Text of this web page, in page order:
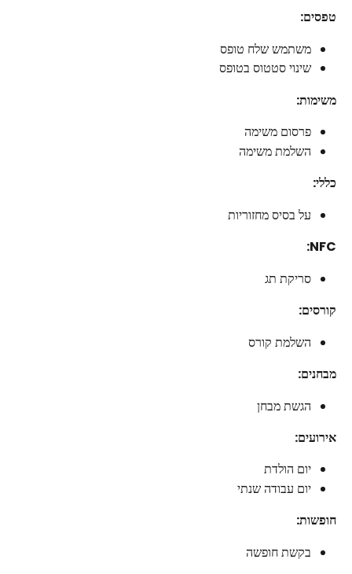
טפסים:
משתמש שלח טופס
שינוי סטטוס בטופס
משימות:
פרסום משימה
השלמת משימה
כללי:
על בסיס מחזוריות
NFC:
סריקת תג
קורסים:
השלמת קורס
מבחנים:
הגשת מבחן
אירועים:
יום הולדת
יום עבודה שנתי
חופשות:
בקשת חופשה